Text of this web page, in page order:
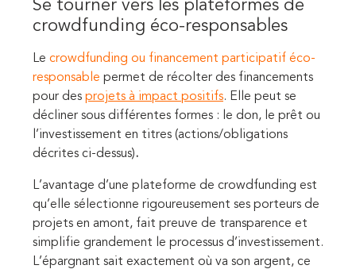
Se tourner vers les plateformes de
crowdfunding éco-responsables
Le crowdfunding ou financement participatif éco-
responsable permet de récolter des financements
pour des projets à impact positifs. Elle peut se
décliner sous différentes formes : le don, le prêt ou
l’investissement en titres (actions/obligations
décrites ci-dessus).
L’avantage d’une plateforme de crowdfunding est
qu’elle sélectionne rigoureusement ses porteurs de
projets en amont, fait preuve de transparence et
simplifie grandement le processus d’investissement.
L’épargnant sait exactement où va son argent, ce